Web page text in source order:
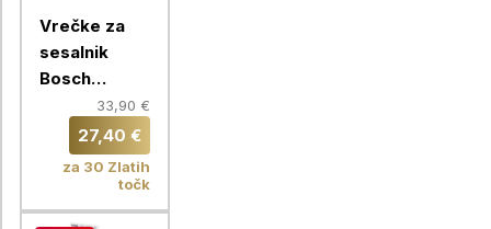
Vrečke za
sesalnik
Bosch
BBZ16GALL,
16 kom
33,90 €
27,40 €
za 30 Zlatih
točk